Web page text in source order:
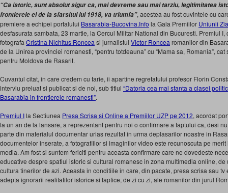
“Ca istoric, sunt absolut sigur ca, mai devreme sau mai tarziu, legitimitatea
frontierele ei de la sfarsitul lui 1918, va triumfa”, acestea au fost cuvintele cu
premiere a echipei portalului Basarabia-Bucovina.Info la Gala Premiilor Uniunii
desfasurata sambata, 23 martie, la Cercul Militar National din Bucuresti. Premiul I,
fotografa Cristina Nichitus Roncea si jurnalistul Victor Roncea romanilor din
de la Unirea provinciei romanesti, “pentru totdeauna” cu “Mama sa, Romania”,
pentru Moldova de Rasarit.
Cuvantul citat, in care credem cu tarie, ii apartine regretatului profesor Florin
interviu preluat si publicat si de noi, sub titlul “Datoria cea mai sfanta a clasei
Basarabia in frontierele romanesti”.
Premiul Ila Sectiunea Presa Scrisa si Online a Premiilor UZP pe 2012, acordat
la un an de la lansare, a reprezentant pentru noi o confirmare a faptului ca, desi
parte din materialul documentar urias rezultat in urma deplasarilor noastre in
documentelor inserate, a fotografiilor si imaginilor video este recunoscuta pe
media. Am fost si suntem fericiti pentru aceasta confirmare care ne dovedeste
educative despre spatiul istoric si cultural romanesc in zona multimedia online,
cultura tinerilor de azi. Aceasta in conditiile in care, din pacate, presa scrisa sau tv
adepta ignorarii realitatilor istorice si faptice, de zi cu zi, ale romanilor din jurul